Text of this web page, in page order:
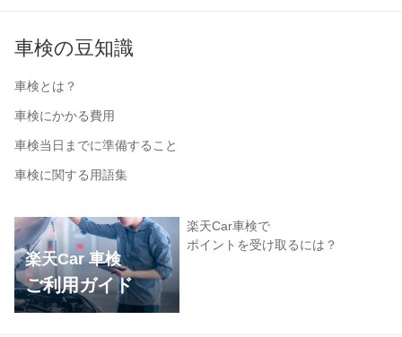
車検の豆知識
車検とは？
車検にかかる費用
車検当日までに準備すること
車検に関する用語集
楽天Car 車検
ご利用ガイド
楽天Car車検で
ポイントを受け取るには？